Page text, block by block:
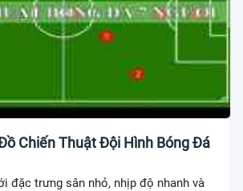
Chiến Thuật Đội Hình Bóng Đá
đặc trưng sân nhỏ, nhịp độ nhanh và